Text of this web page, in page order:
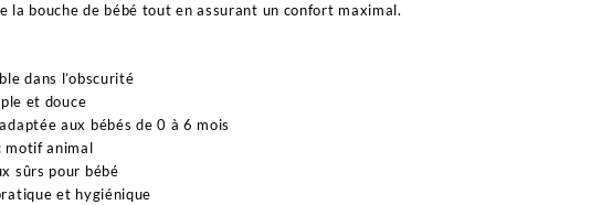
la bouche de bébé tout en assurant un confort maximal.
dans l’obscurité
et douce
aux bébés de 0 à 6 mois
motif animal
sûrs pour bébé
et hygiénique